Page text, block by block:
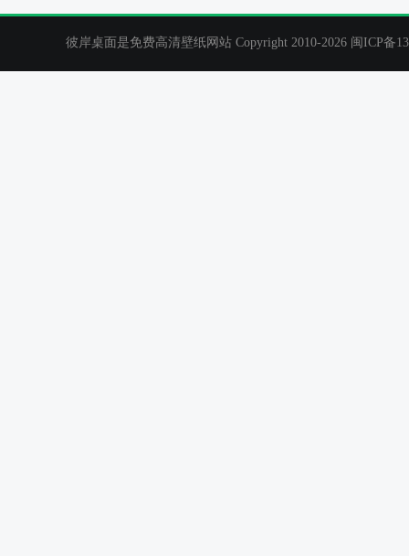
彼岸桌面是免费高清壁纸网站 Copyright 2010-2026 闽ICP备